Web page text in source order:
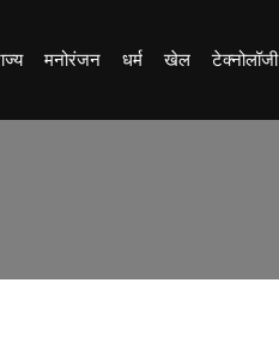
मनोरंजन धर्म खेल टेक्नोलॉजी